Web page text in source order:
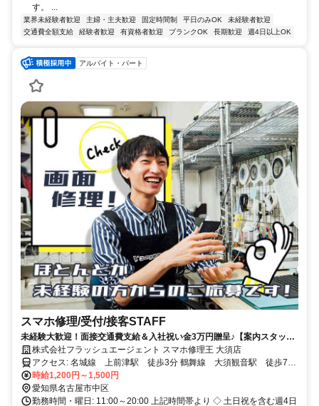
す。 ...
業界未経験者歓迎 主婦・主夫歓迎 固定時間制 平日のみOK
未経験者歓迎
交通費全額支給
経験者歓迎 有資格者歓迎 ブランクOK 長期歓迎 週4日以上OK
アルバイト・パート
スマホ修理/受付/接客STAFF
未経験大歓迎！面接交通費支給＆入社祝い金3万円贈呈♪【案内スタッフ
募集】
株式会社フラッシュエージェント スマホ修理王 大須店
アクセス: 名城線 上前津駅 徒歩3分 鶴舞線 大須観音駅 徒歩7分
名城線 矢場町駅
時給1,200円～1,500円
愛知県名古屋市中区
勤務時間・曜日: 11:00～20:00 上記時間帯より ◇ 土日祝を含む週4日